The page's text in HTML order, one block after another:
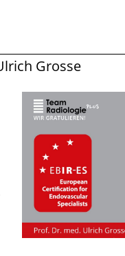
Grosse